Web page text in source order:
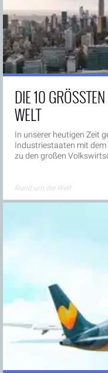
DIE 10 GRÖSSTEN
ELT
In unserer heutigen Zeit
Industriestaaten mit
zu den großen
Rund um die Welt